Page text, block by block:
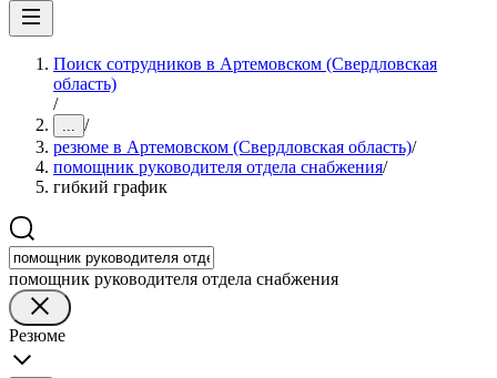
Поиск сотрудников в Артемовском (Свердловская
область)
/
... /
резюме в Артемовском (Свердловская область)/
помощник руководителя отдела снабжения/
гибкий график
помощник руководителя отдела снабжения
Резюме